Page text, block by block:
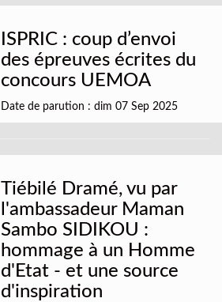
ISPRIC : coup d’envoi
des épreuves écrites du
concours UEMOA
Date de parution : dim 07 Sep 2025
Tiébilé Dramé, vu par
l'ambassadeur Maman
Sambo SIDIKOU :
hommage à un Homme
d'Etat - et une source
d'inspiration